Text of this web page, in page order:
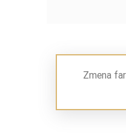
Zmena